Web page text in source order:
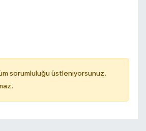
sorumluluğu üstleniyorsunuz.